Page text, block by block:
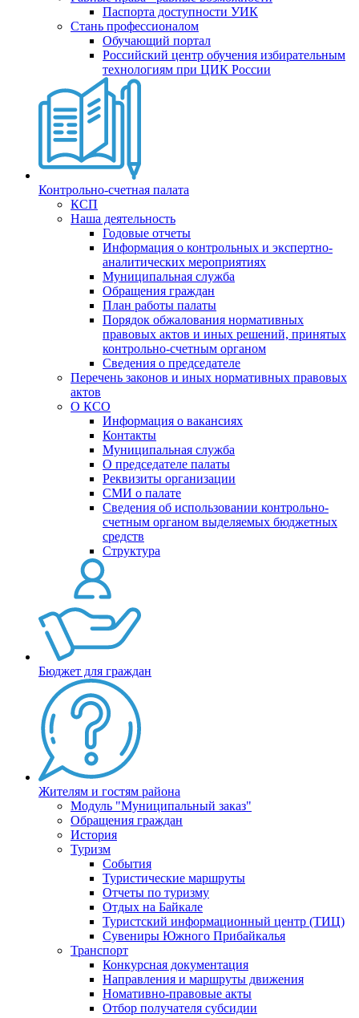
Паспорта доступности УИК
Стань профессионалом
Обучающий портал
Российский центр обучения избирательным
технологиям при ЦИК России
Контрольно-счетная палата
КСП
Наша деятельность
Годовые отчеты
Информация о контрольных и экспертно-
аналитических мероприятиях
Муниципальная служба
Обращения граждан
План работы палаты
Порядок обжалования нормативных
правовых актов и иных решений, принятых
контрольно-счетным органом
Сведения о председателе
Перечень законов и иных нормативных правовых
актов
О КСО
Информация о вакансиях
Контакты
Муниципальная служба
О председателе палаты
Реквизиты организации
СМИ о палате
Сведения об использовании контрольно-
счетным органом выделяемых бюджетных
средств
Структура
Бюджет для граждан
Жителям и гостям района
Модуль "Муниципальный заказ"
Обращения граждан
История
Туризм
События
Туристические маршруты
Отчеты по туризму
Отдых на Байкале
Туристский информационный центр (ТИЦ)
Сувениры Южного Прибайкалья
Транспорт
Конкурсная документация
Направления и маршруты движения
Номативно-правовые акты
Отбор получателя субсидии